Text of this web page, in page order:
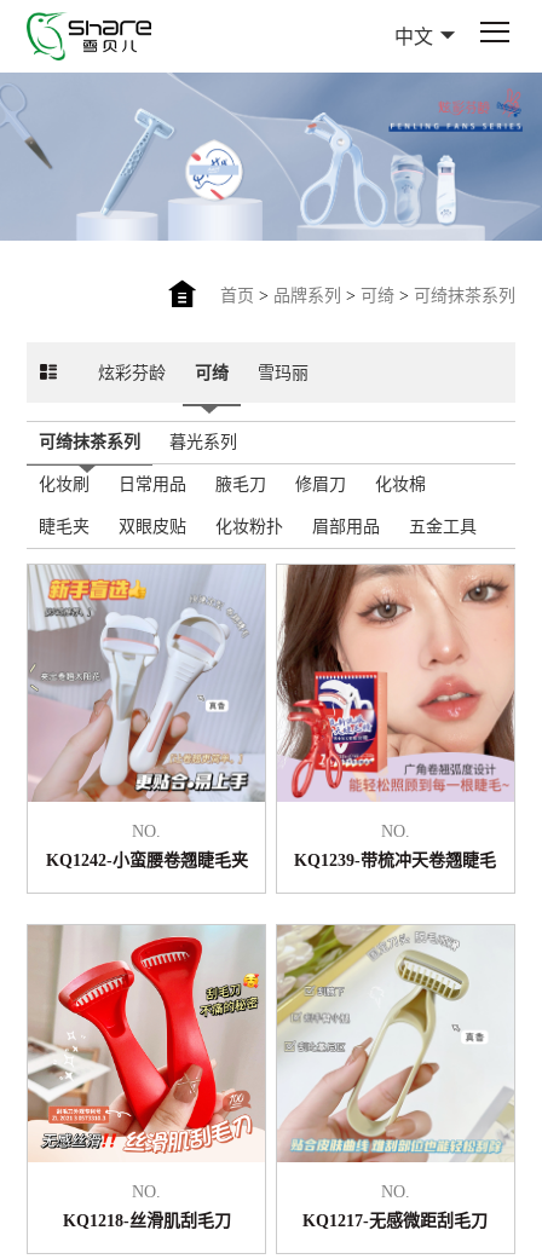
中文
首页 > 品牌系列 > 可绮> 可绮抹茶系列
炫彩芬龄 可绮 雪玛丽
可绮抹茶系列 暮光系列
化妆刷 日常用品 腋毛刀 修眉刀 化妆棉
睫毛夹 双眼皮贴 化妆粉扑 眉部用品 五金工具
NO.
KQ1242-小蛮腰卷翘睫毛夹
NO.
KQ1239-带梳冲天卷翘睫毛
NO.
KQ1218-丝滑肌刮毛刀
NO.
KQ1217-无感微距刮毛刀